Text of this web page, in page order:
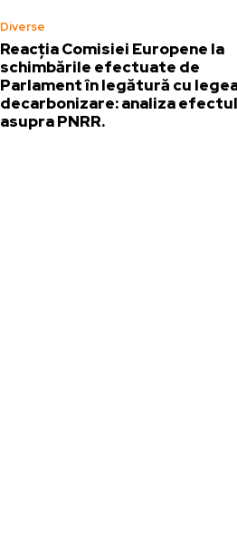
Diverse
Reacția Comisiei Europene la
schimbările efectuate de
Parlament în legătură cu
decarbonizare: analiza
asupra PNRR.